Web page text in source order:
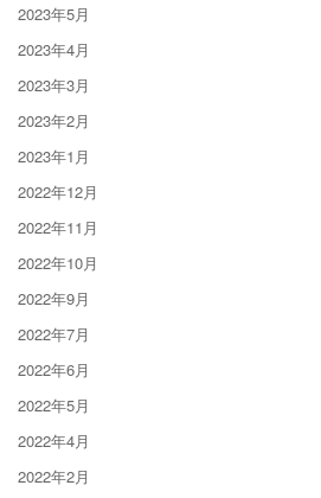
2023年5月
2023年4月
2023年3月
2023年2月
2023年1月
2022年12月
2022年11月
2022年10月
2022年9月
2022年7月
2022年6月
2022年5月
2022年4月
2022年2月